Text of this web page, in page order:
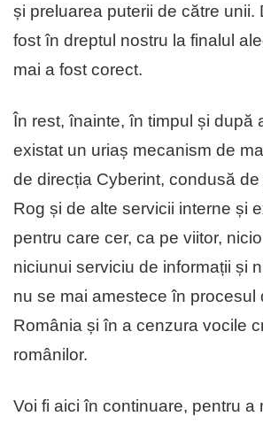
și preluarea puterii de către unii.
fost în dreptul nostru la finalul
mai a fost corect.
În rest, înainte, în timpul și după
existat un uriaș mecanism de
de direcția Cyberint, condusă
Rog și de alte servicii interne și
pentru care cer, ca pe viitor,
niciunui serviciu de informații și
nu se mai amestece în procesul
România și în a cenzura vocile
românilor.
Voi fi aici în continuare, pentru a